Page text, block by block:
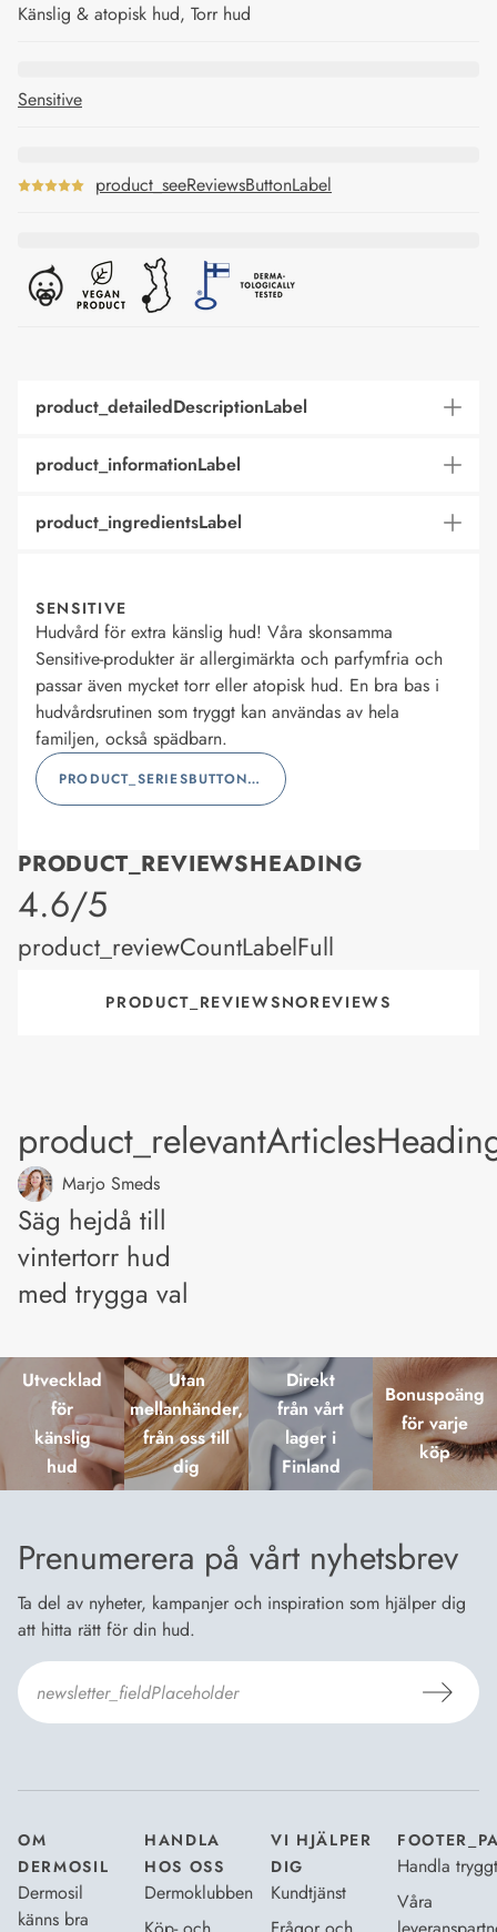
Känslig & atopisk hud, Torr hud
Sensitive
product_seeReviewsButtonLabel
product_detailedDescriptionLabel
product_informationLabel
product_ingredientsLabel
SENSITIVE
Hudvård för extra känslig hud! Våra skonsamma
Sensitive-produkter är allergimärkta och parfymfria och
passar även mycket torr eller atopisk hud. En bra bas i
hudvårdsrutinen som tryggt kan användas av hela
familjen, också spädbarn.
PRODUCT_SERIESBUTTONLABEL
PRODUCT_REVIEWSHEADING
product_rating
4.6/5
product_reviewCountLabelFull
PRODUCT_REVIEWSNOREVIEWS
Marjo Smeds
Säg hejdå till
vintertorr hud
med trygga val
Utvecklad
för
känslig
hud
Utan
mellanhänder,
från oss till
dig
Direkt
från vårt
lager i
Finland
Bonuspoäng
för varje
köp
Prenumerera på vårt nyhetsbrev
Ta del av nyheter, kampanjer och inspiration som hjälper dig
att hitta rätt för din hud.
OM
DERMOSIL
Dermosil
känns bra
HANDLA
HOS OSS
Dermoklubben
VI HJÄLPER
DIG
Kundtjänst
Handla tryggt
Våra